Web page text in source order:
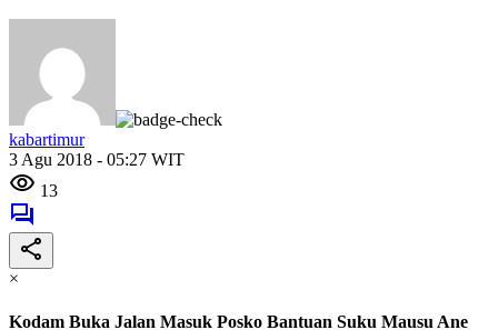
kabartimur
3 Agu 2018 - 05:27 WIT
13
×
Kodam Buka Jalan Masuk Posko Bantuan Suku Mausu Ane